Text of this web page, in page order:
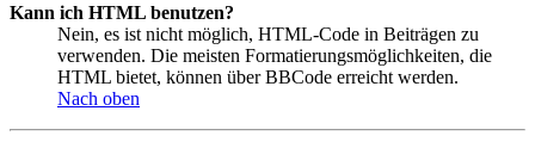
Kann ich HTML benutzen?
Nein, es ist nicht möglich, HTML-Code in Beiträgen zu
verwenden. Die meisten Formatierungsmöglichkeiten, die
HTML bietet, können über BBCode erreicht werden.
Nach oben